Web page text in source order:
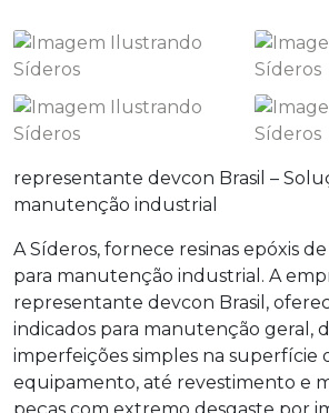
representante devcon Brasil –
manutenção industrial
A Síderos, fornece resinas epóxis
para manutenção industrial. A
representante devcon Brasil,
indicados para manutenção geral,
imperfeições simples na superfície
equipamento, até revestimento e